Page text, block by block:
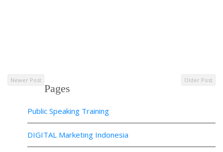
Newer Post Older Post
Pages
Public Speaking Training
DIGITAL Marketing Indonesia